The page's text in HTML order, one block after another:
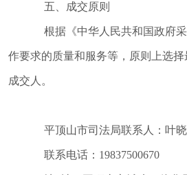
五、成交原则
根据《中华人民共和国政府
作要求的质量和服务等，原则上选
成交人。
平顶山市司法局联系人：叶晓
联系电话：19837500670